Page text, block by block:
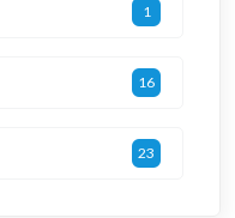
1
16
23